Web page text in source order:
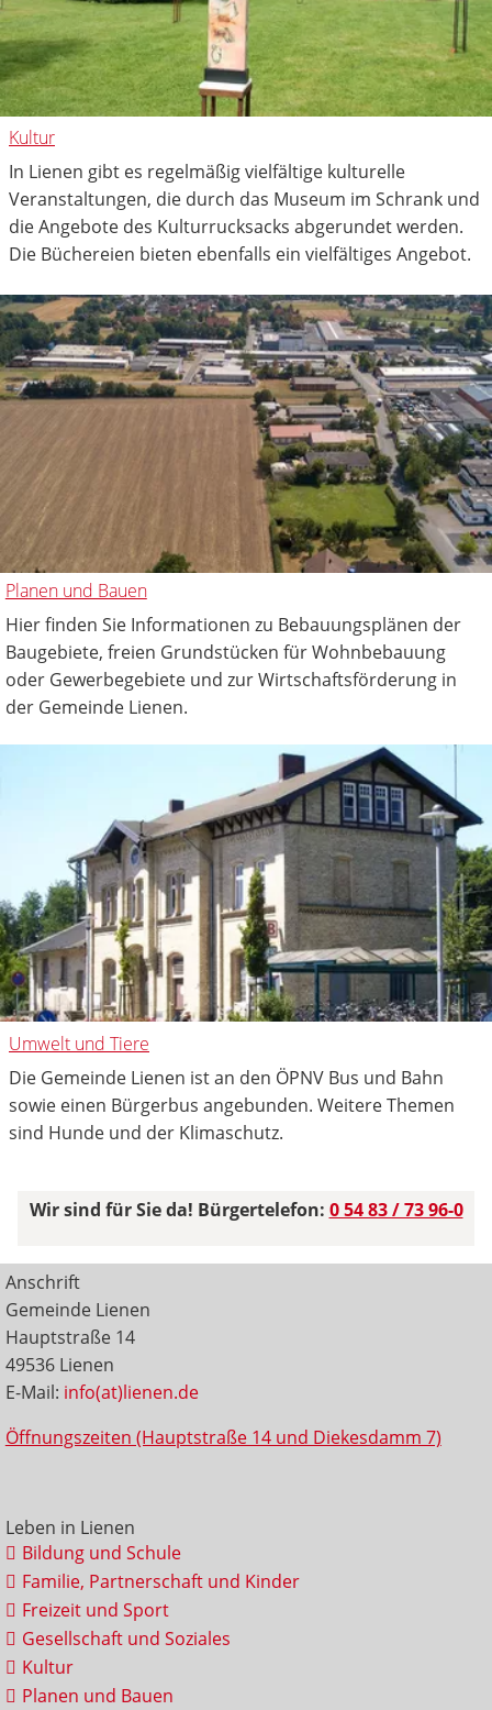
Kultur
In Lienen gibt es regelmäßig vielfältige kulturelle
Veranstaltungen, die durch das Museum im Schrank und
die Angebote des Kulturrucksacks abgerundet werden.
Die Büchereien bieten ebenfalls ein vielfältiges Angebot.
Planen und Bauen
Hier finden Sie Informationen zu Bebauungsplänen der
Baugebiete, freien Grundstücken für Wohnbebauung
oder Gewerbegebiete und zur Wirtschaftsförderung in
der Gemeinde Lienen.
Umwelt und Tiere
Die Gemeinde Lienen ist an den ÖPNV Bus und Bahn
sowie einen Bürgerbus angebunden. Weitere Themen
sind Hunde und der Klimaschutz.
Wir sind für Sie da! Bürgertelefon: 0 54 83 / 73 96-0
Anschrift
Gemeinde Lienen
Hauptstraße 14
49536 Lienen
E-Mail: info(at)lienen.de
Öffnungszeiten (Hauptstraße 14 und Diekesdamm 7)
Leben in Lienen
Bildung und Schule
Familie, Partnerschaft und Kinder
Freizeit und Sport
Gesellschaft und Soziales
Kultur
Planen und Bauen